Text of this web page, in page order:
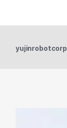
yujinrobotcorp